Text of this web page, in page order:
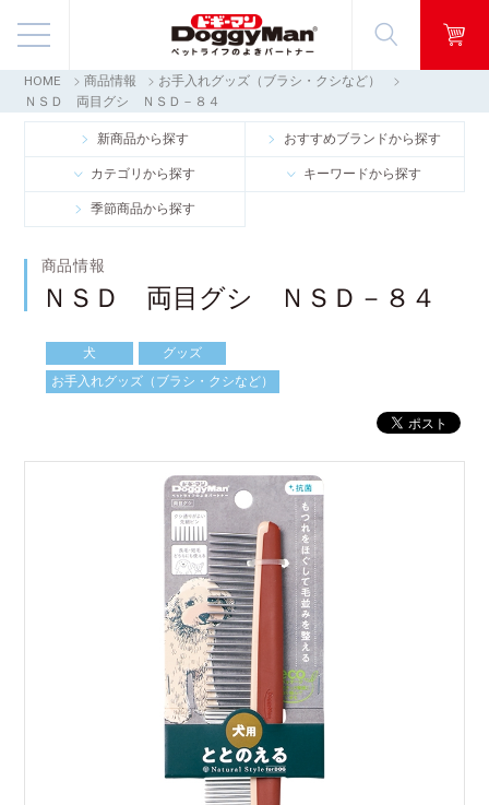
商品情報
映像ギャラリー
知る・楽しむ
お客様窓口・Q＆A
採用情報
HOME 商品情報
お手入れグッズ（ブラシ・クシなど）
ＮＳＤ 両目グシ ＮＳＤ－８４
新商品から探す おすすめブランドから探す
カテゴリから探す キーワードから探す
季節商品から探す
商品情報
ＮＳＤ 両目グシ ＮＳＤ－８４
犬
グッズ
お手入れグッズ（ブラシ・クシなど）